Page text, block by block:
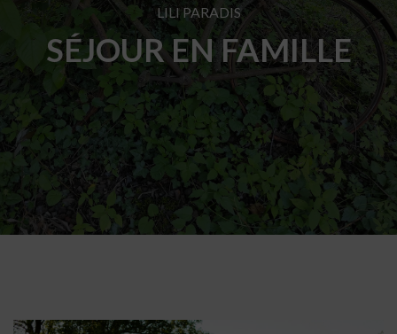
LILI PARADIS
SÉJOUR EN FAMILLE